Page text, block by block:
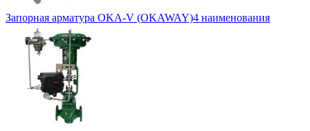
Запорная арматура OKA-V (OKAWAY)4 наименования